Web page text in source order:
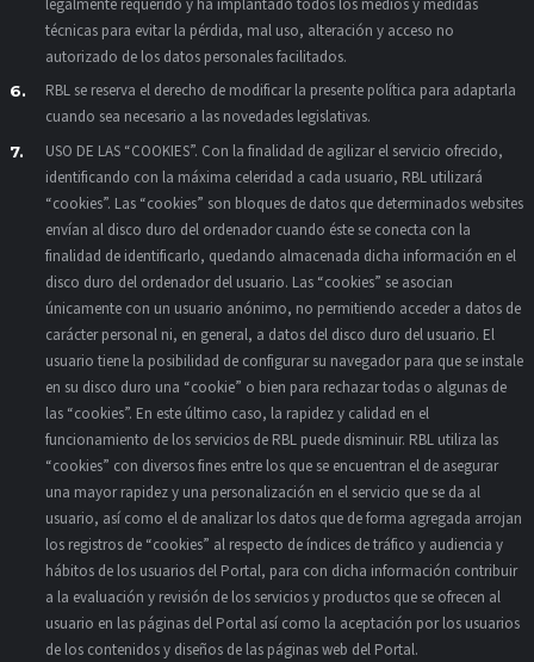
técnicas para evitar la pérdida, mal uso, alteración y acceso no
autorizado de los datos personales facilitados.
RBL se reserva el derecho de modificar la presente política para adaptarla
cuando sea necesario a las novedades legislativas.
USO DE LAS “COOKIES”. Con la finalidad de agilizar el servicio ofrecido,
identificando con la máxima celeridad a cada usuario, RBL utilizará
“cookies”. Las “cookies” son bloques de datos que determinados websites
envían al disco duro del ordenador cuando éste se conecta con la
finalidad de identificarlo, quedando almacenada dicha información en el
disco duro del ordenador del usuario. Las “cookies” se asocian
únicamente con un usuario anónimo, no permitiendo acceder a datos de
carácter personal ni, en general, a datos del disco duro del usuario. El
usuario tiene la posibilidad de configurar su navegador para que se instale
en su disco duro una “cookie” o bien para rechazar todas o algunas de
las “cookies”. En este último caso, la rapidez y calidad en el
funcionamiento de los servicios de RBL puede disminuir. RBL utiliza las
“cookies” con diversos fines entre los que se encuentran el de asegurar
una mayor rapidez y una personalización en el servicio que se da al
usuario, así como el de analizar los datos que de forma agregada arrojan
los registros de “cookies” al respecto de índices de tráfico y audiencia y
hábitos de los usuarios del Portal, para con dicha información contribuir
a la evaluación y revisión de los servicios y productos que se ofrecen al
usuario en las páginas del Portal así como la aceptación por los usuarios
de los contenidos y diseños de las páginas web del Portal.